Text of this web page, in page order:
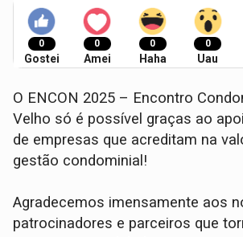
0
Gostei
0
Amei
0
Haha
0
Uau
O ENCON 2025 – Encontro
Velho só é possível graças ao
de empresas que acreditam na
gestão condominial!
Agradecemos imensamente aos
patrocinadores e parceiros que